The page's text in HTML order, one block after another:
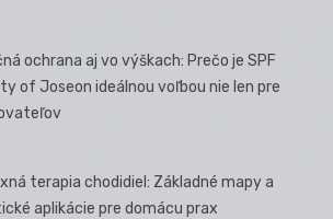
ochrana aj vo výškach: Prečo je SPF
of Joseon ideálnou voľbou nie len pre
terapia chodidiel: Základné mapy a
aplikácie pre domácu prax